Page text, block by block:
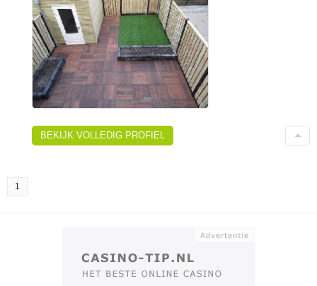
BEKIJK VOLLEDIG PROFIEL
1